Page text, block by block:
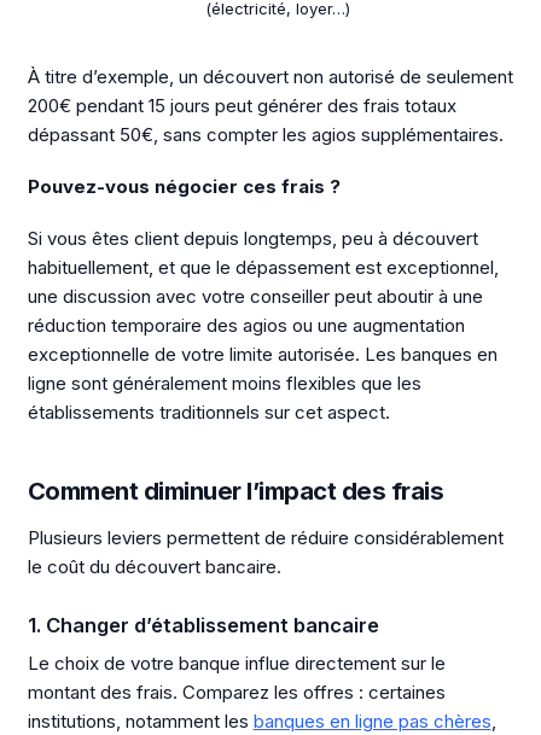
(électricité, loyer…)
À titre d’exemple, un découvert non autorisé de seulement
200€ pendant 15 jours peut générer des frais totaux
dépassant 50€, sans compter les agios supplémentaires.
Pouvez-vous négocier ces frais ?
Si vous êtes client depuis longtemps, peu à découvert
habituellement, et que le dépassement est exceptionnel,
une discussion avec votre conseiller peut aboutir à une
réduction temporaire des agios ou une augmentation
exceptionnelle de votre limite autorisée. Les banques en
ligne sont généralement moins flexibles que les
établissements traditionnels sur cet aspect.
Comment diminuer l’impact des frais
Plusieurs leviers permettent de réduire considérablement
le coût du découvert bancaire.
1. Changer d’établissement bancaire
Le choix de votre banque influe directement sur le
montant des frais. Comparez les offres : certaines
institutions, notamment les banques en ligne pas chères,